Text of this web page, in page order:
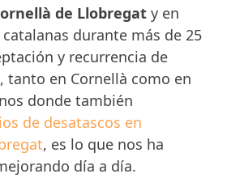
de Llobregat y en
durante más de 25
y recurrencia de
tanto en Cornellà como en
donde también
de desatascos en
, es lo que nos ha
día a día.